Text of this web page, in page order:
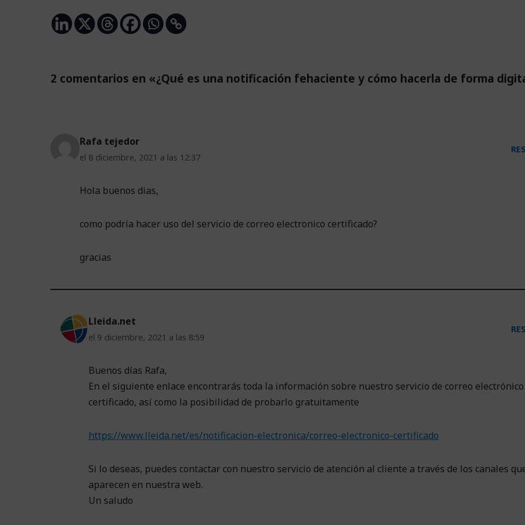
2 comentarios en «¿Qué es una notificación fehaciente y cómo hacerla de forma
Rafa tejedor
el 8 diciembre, 2021 a las 12:37
Hola buenos dias,
como podría hacer uso del servicio de correo electronico certificado?
gracias
Lleida.net
el 9 diciembre, 2021 a las 8:59
Buenos días Rafa,
En el siguiente enlace encontrarás toda la información sobre nuestro servicio de correo electrónico
certificado, así como la posibilidad de probarlo gratuitamente
https://www.lleida.net/es/notificacion-electronica/correo-electronico-certificado
Si lo deseas, puedes contactar con nuestro servicio de atención al cliente a través de los canales
aparecen en nuestra web.
Un saludo